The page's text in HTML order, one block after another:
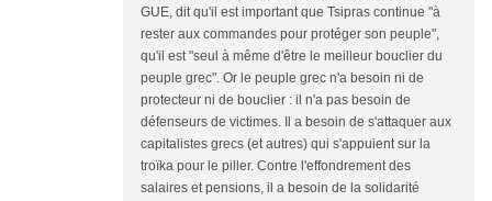
GUE, dit qu'il est important que Tsipras continue "à
rester aux commandes pour protéger son peuple",
qu'il est "seul à même d'être le meilleur bouclier du
peuple grec". Or le peuple grec n'a besoin ni de
protecteur ni de bouclier : il n'a pas besoin de
défenseurs de victimes. Il a besoin de s'attaquer aux
capitalistes grecs (et autres) qui s'appuient sur la
troïka pour le piller. Contre l'effondrement des
salaires et pensions, il a besoin de la solidarité